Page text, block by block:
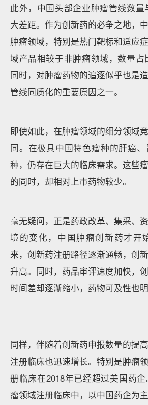
此外，中国头部企业肿瘤管线数量
大差距。作为创新药的必争之地，
肿瘤领域，特别是热门靶标和适应
域产品相较于非肿瘤领域，数量占
同时，对肿瘤药物的追逐似乎也是
管线同质化的重要原因之一。
即使如此，在肿瘤领域的细分领域
同。在极具中国特色瘤种的肝癌
种，仍存在巨大的临床需求。这些
的同时，却相对上市药物较少。
毫无疑问，正是药政改革、集采、
境的变化，中国肿瘤创新药才开
来，创新药注册路径逐渐通畅，创
升高。同时，药品审评速度加快，
时间差却逐渐缩小，药物可及性也明
同样，伴随着创新药申报数量的提
注册临床也迅速增长。特别是肿瘤
册临床在2018年已经超过美国药
瘤领域注册临床中，以中国药企为